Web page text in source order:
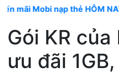
nạp thẻ HÔM NAY|Đăng
Gói KR
ưu đãi 1GB,